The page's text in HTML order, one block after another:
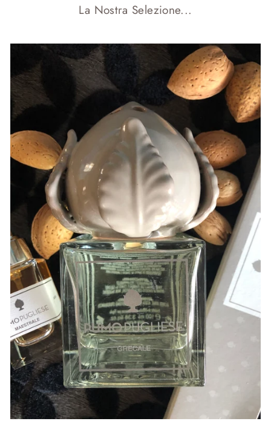
La Nostra Selezione...